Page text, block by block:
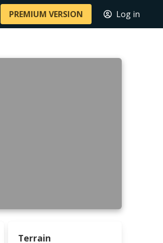
PREMIUM VERSION Log in
Terrain